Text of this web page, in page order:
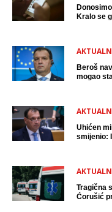
Kralo se
Beroš
mogao
Uhićen
smijenio:
Tragična
Ćorušić